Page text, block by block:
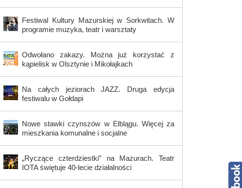
Festiwal Kultury Mazurskiej w Sorkwitach. W
programie muzyka, teatr i warsztaty
Odwołano zakazy. Można już korzystać z
kąpielisk w Olsztynie i Mikołajkach
Na całych jeziorach JAZZ. Druga edycja
festiwalu w Gołdapi
Nowe stawki czynszów w Elblągu. Więcej za
mieszkania komunalne i socjalne
„Ryczące czterdziestki” na Mazurach. Teatr
IOTA świętuje 40-lecie działalności